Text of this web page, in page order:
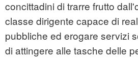
concittadini di trarre frutto
classe dirigente capace di
pubbliche ed erogare servizi
di attingere alle tasche delle